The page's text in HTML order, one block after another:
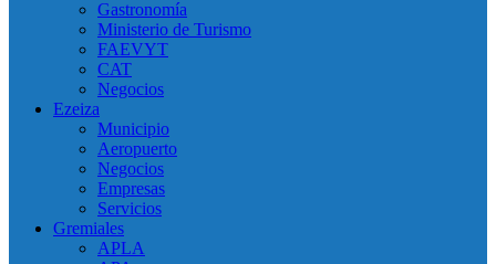
Gastronomía
Ministerio de Turismo
FAEVYT
CAT
Negocios
Ezeiza
Municipio
Aeropuerto
Negocios
Empresas
Servicios
Gremiales
APLA